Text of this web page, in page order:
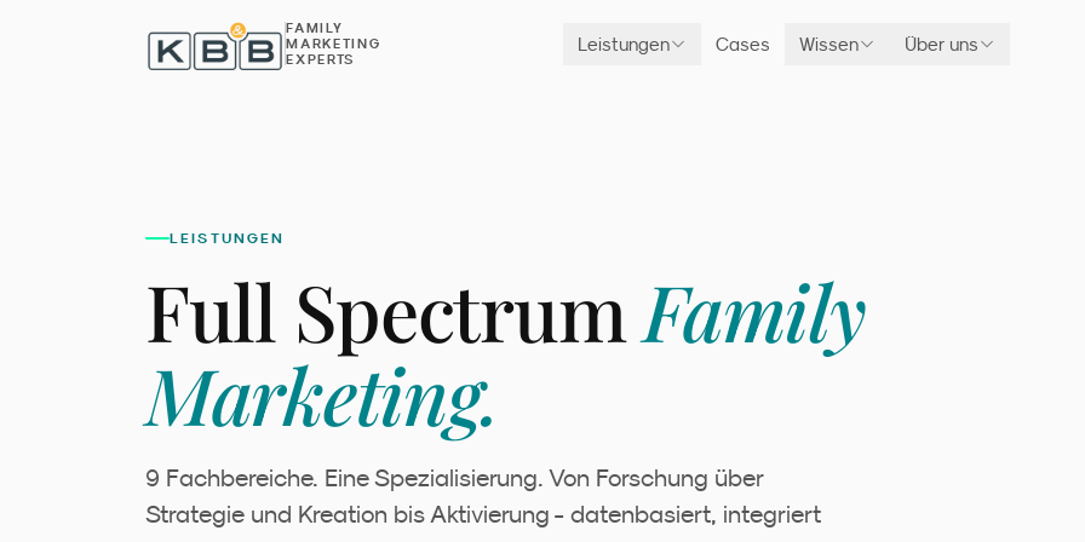
FAMILY
MARKETING
EXPERTS
Leistungen Cases Wissen Über uns
LEISTUNGEN
Full SpectrumFamily
Marketing.
9 Fachbereiche. Eine Spezialisierung. Von Forschung über
Strategie und Kreation bis Aktivierung - datenbasiert, integriert